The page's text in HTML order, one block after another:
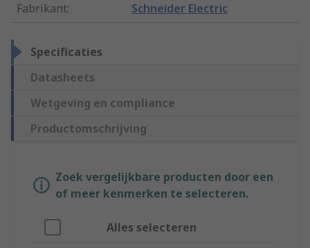
Fabrikant: Schneider Electric
Specificaties
Datasheets
Wetgeving en compliance
Productomschrijving
Zoek vergelijkbare producten door een
of meer kenmerken te selecteren.
Alles selecteren